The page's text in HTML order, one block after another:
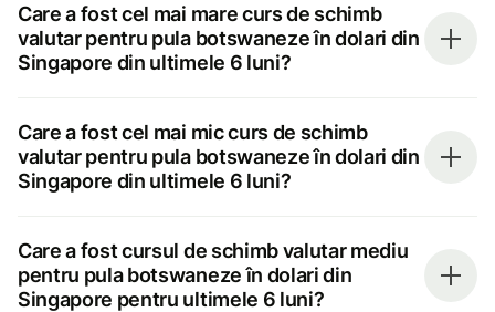
Care a fost cel mai mare curs de schimb
valutar pentru pula botswaneze în dolari din
Singapore din ultimele 6 luni?
Care a fost cel mai mic curs de schimb
valutar pentru pula botswaneze în dolari din
Singapore din ultimele 6 luni?
Care a fost cursul de schimb valutar mediu
pentru pula botswaneze în dolari din
Singapore pentru ultimele 6 luni?